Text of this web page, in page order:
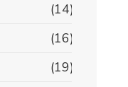
(14)
(16)
(19)